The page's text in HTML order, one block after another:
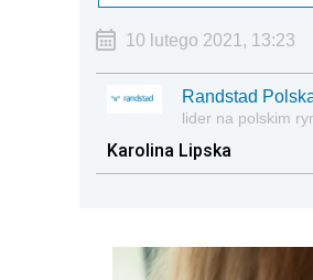
10 lutego 2021, 13:23
Randstad
lider na polskim
Karolina Lipska